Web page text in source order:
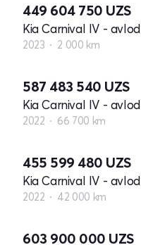
449 604 750 UZS
Kia Carnival IV - avlod
2023 2 000 km
587 483 540 UZS
Kia Carnival IV - avlod
2022 66 700 km
455 599 480 UZS
Kia Carnival IV - avlod
2022 42 000 km
603 900 000 UZS